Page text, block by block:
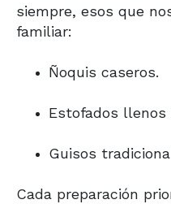
siempre, esos que
familiar:
Ñoquis caseros.
Estofados llenos
Guisos
Cada preparación